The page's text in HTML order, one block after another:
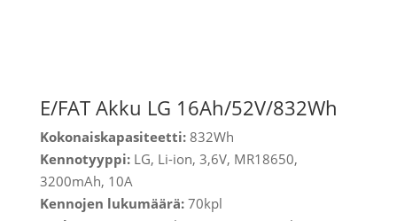
E/FAT Akku LG 16Ah/52V/832Wh
Kokonaiskapasiteetti:832Wh
Kennotyyppi:LG, Li-ion, 3,6V, MR18650,
3200mAh, 10A
Kennojen lukumäärä:70kpl